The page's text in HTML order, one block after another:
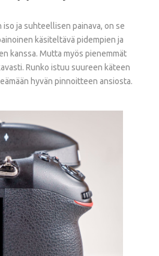
iso ja suhteellisen painava, on se
käsiteltävä pidempien ja
kanssa. Mutta myös pienemmät
Runko istuu suureen käteen
hyvän pinnoitteen ansiosta.